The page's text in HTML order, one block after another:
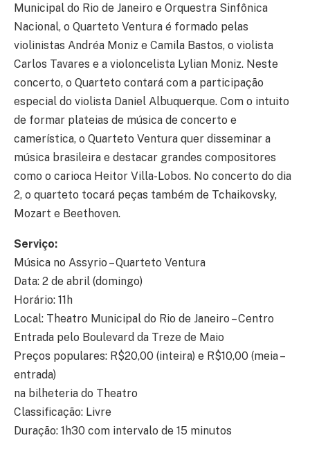
Municipal do Rio de Janeiro e Orquestra Sinfônica
Nacional, o Quarteto Ventura é formado pelas
violinistas Andréa Moniz e Camila Bastos, o violista
Carlos Tavares e a violoncelista Lylian Moniz. Neste
concerto, o Quarteto contará com a participação
especial do violista Daniel Albuquerque. Com o intuito
de formar plateias de música de concerto e
camerística, o Quarteto Ventura quer disseminar a
música brasileira e destacar grandes compositores
como o carioca Heitor Villa-Lobos. No concerto do dia
2, o quarteto tocará peças também de Tchaikovsky,
Mozart e Beethoven.
Serviço:
Música no Assyrio – Quarteto Ventura
Data: 2 de abril (domingo)
Horário: 11h
Local: Theatro Municipal do Rio de Janeiro – Centro
Entrada pelo Boulevard da Treze de Maio
Preços populares: R$20,00 (inteira) e R$10,00 (meia –
entrada)
na bilheteria do Theatro
Classificação: Livre
Duração: 1h30 com intervalo de 15 minutos